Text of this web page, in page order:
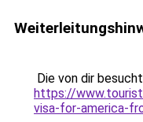
Die von dir
https://
visa-for-america-